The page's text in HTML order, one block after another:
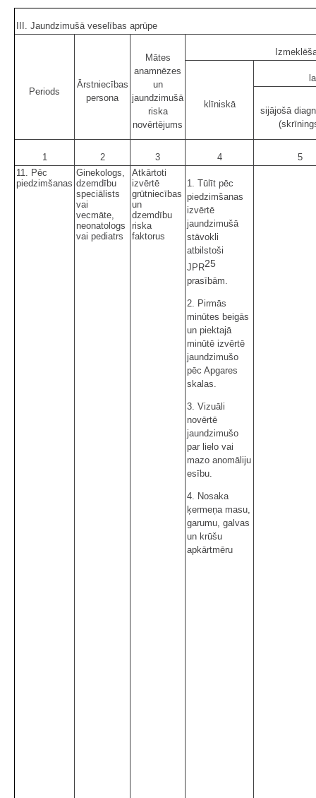
III. Jaundzimušā veselības aprūpe
Periods
Ārstniecības
persona
Mātes
anamnēzes
un
jaundzimušā
riska
novērtējums
klīniskā
sijājošā
1 2 3 4
5
11. Pēc
piedzimšanas
Ginekologs,
dzemdību
speciālists
vai
vecmāte,
neonatologs
vai pediatrs
Atkārtoti
izvērtē
grūtniecības
un
dzemdību
riska
faktorus
1. Tūlīt pēc
piedzimšanas
izvērtē
jaundzimušā
stāvokli
atbilstoši
JPR25
prasībām.
2. Pirmās
minūtes beigās
un piektajā
minūtē izvērtē
jaundzimušo
pēc Apgares
skalas.
3. Vizuāli
novērtē
jaundzimušo
par lielo vai
mazo anomāliju
esību.
4. Nosaka
ķermeņa masu,
garumu, galvas
un krūšu
apkārtmēru